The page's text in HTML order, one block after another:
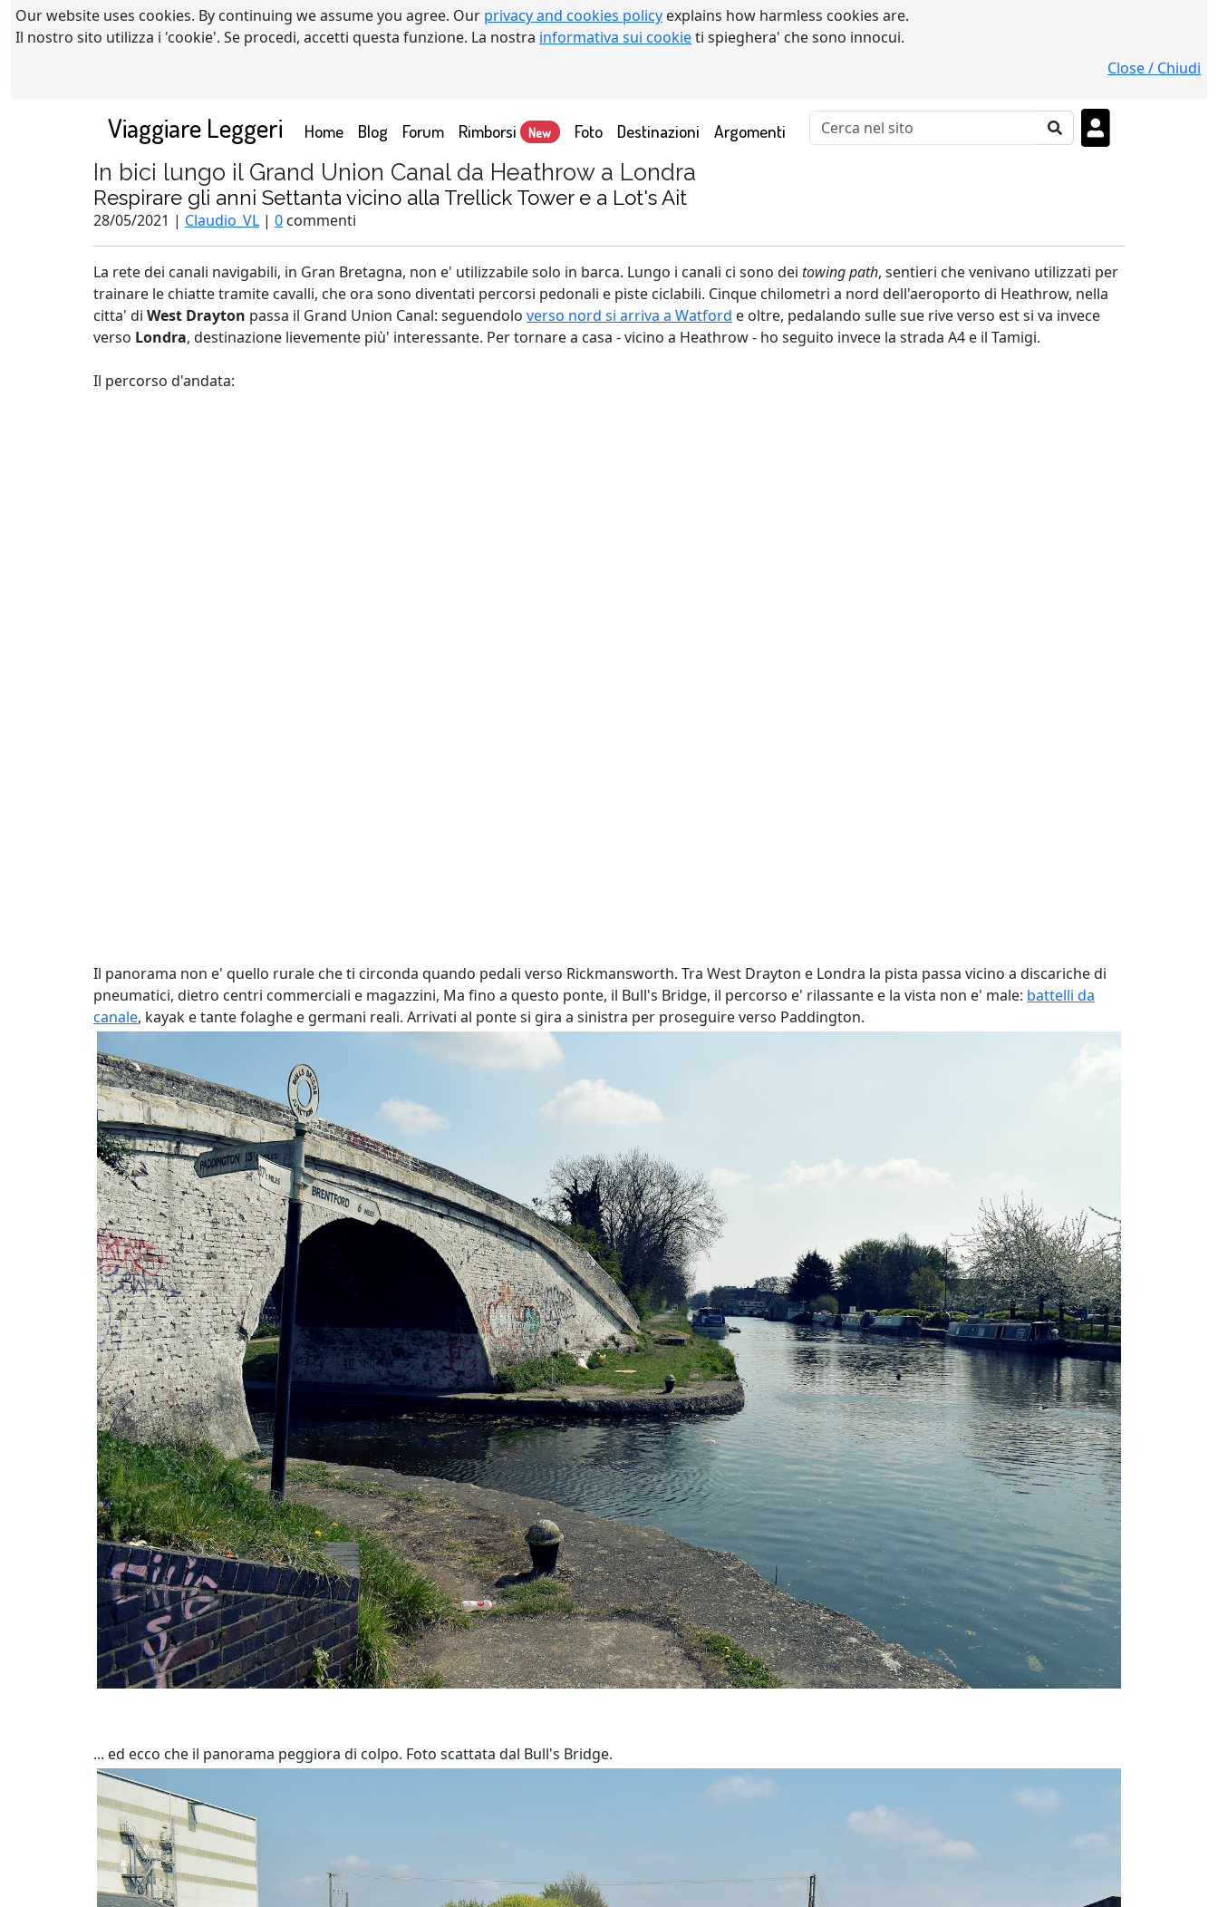
Our website uses cookies. By continuing we assume you agree. Our privacy and cookies policy explains how harmless cookies are.
Il nostro sito utilizza i 'cookie'. Se procedi, accetti questa funzione. La nostra informativa sui cookieti spieghera' che sono innocui.
Close / Chiudi
Viaggiare Leggeri Home(current)
Blog Forum Rimborsi New Foto Destinazioni Argomenti
In bici lungo il Grand Union Canal da Heathrow a Londra
Respirare gli anni Settanta vicino alla Trellick Tower e a Lot's Ait
28/05/2021 | Claudio_VL | 0 commenti
La rete dei canali navigabili, in Gran Bretagna, non e' utilizzabile solo in barca. Lungo i canali ci sono dei towing path, sentieri che venivano utilizzati per
trainare le chiatte tramite cavalli, che ora sono diventati percorsi pedonali e piste ciclabili. Cinque chilometri a nord dell'aeroporto di Heathrow, nella
citta' di West Drayton passa il Grand Union Canal: seguendolo verso nord si arriva a Watford e oltre, pedalando sulle sue rive verso est si va invece
verso Londra, destinazione lievemente più' interessante. Per tornare a casa - vicino a Heathrow - ho seguito invece la strada A4 e il Tamigi.
Il percorso d'andata:
Il panorama non e' quello rurale che ti circonda quando pedali verso Rickmansworth. Tra West Drayton e Londra la pista passa vicino a discariche di
pneumatici, dietro centri commerciali e magazzini, Ma fino a questo ponte, il Bull's Bridge, il percorso e' rilassante e la vista non e' male: battelli da
canale, kayak e tante folaghe e germani reali. Arrivati al ponte si gira a sinistra per proseguire verso Paddington.
... ed ecco che il panorama peggiora di colpo. Foto scattata dal Bull's Bridge.